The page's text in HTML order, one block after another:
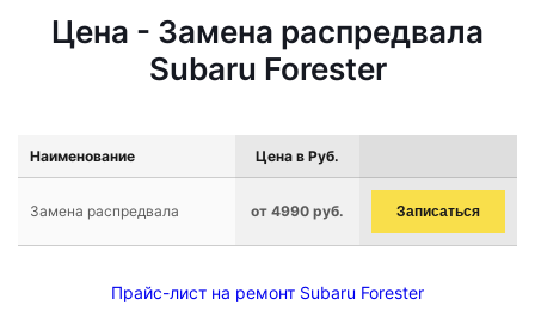
Цена - Замена распредвала
Subaru Forester
Наименование Цена в Руб.
Замена распредвала от 4990 руб. Записаться
Прайс-лист на ремонт Subaru Forester